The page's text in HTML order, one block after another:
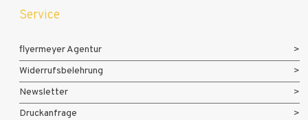
Service
flyermeyer Agentur
Widerrufsbelehrung
Newsletter
Druckanfrage